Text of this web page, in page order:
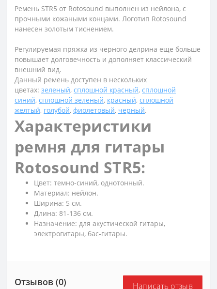
Ремень STR5 от Rotosound выполнен из нейлона, с
прочными кожаными концами. Логотип Rotosound
нанесен золотым тиснением.
Регулируемая пряжка из черного делрина еще больше
повышает долговечность и дополняет классический
внешний вид.
Данный ремень доступен в нескольких
цветах: зеленый, сплошной красный, сплошной
синий, сплошной зеленый, красный, сплошной
желтый, голубой, фиолетовый, черный.
Характеристики
ремня для гитары
Rotosound STR5:
Цвет: темно-синий, однотонный.
Материал: нейлон.
Ширина: 5 см.
Длина: 81-136 см.
Назначение: для акустической гитары,
электрогитары, бас-гитары.
Отзывов (0) Написать отзыв